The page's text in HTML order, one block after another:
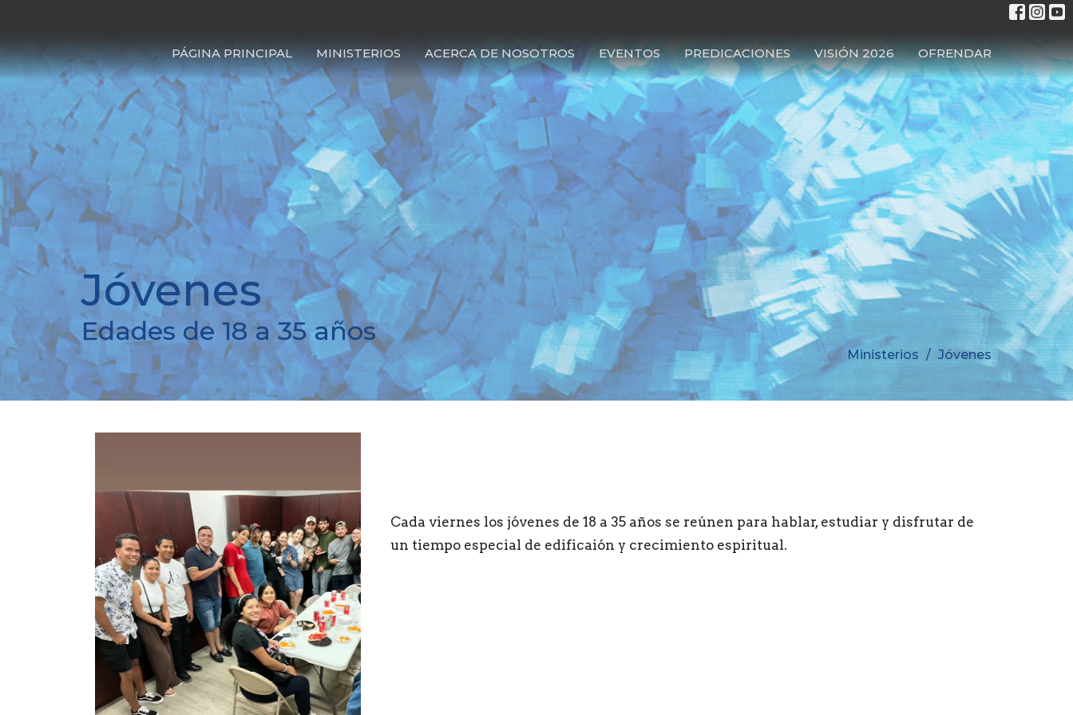
PÁGINA PRINCIPAL MINISTERIOS ACERCA DE NOSOTROS EVENTOS PREDICACIONES VISIÓN 2026 OFRENDAR
Jóvenes
Edades de 18 a 35 años
Ministerios Jóvenes
Cada viernes los jóvenes de 18 a 35 años se reúnen para hablar, estudiar y disfrutar de
un tiempo especial de edificaión y crecimiento espiritual.